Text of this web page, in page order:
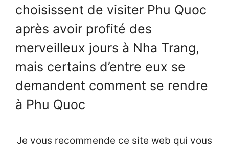
choisissent de visiter Phu Quoc
après avoir profité des
merveilleux jours à Nha Trang,
mais certains d’entre eux se
demandent comment se rendre
à Phu Quoc
Je vous recommende ce site web qui vous